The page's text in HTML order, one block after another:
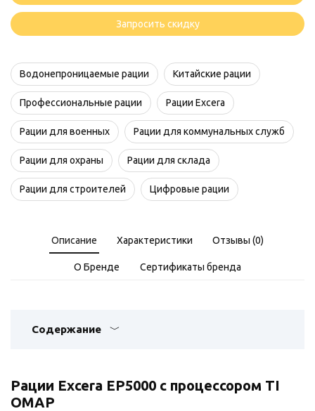
Запросить скидку
Водонепроницаемые рации Китайские рации
Профессиональные рации Рации Excera
Рации для военных Рации для коммунальных служб
Рации для охраны Рации для склада
Рации для строителей Цифровые рации
Описание Характеристики Отзывы (0)
О Бренде Сертификаты бренда
Содержание
Рации Excera EP5000 с процессором TI
OMAP